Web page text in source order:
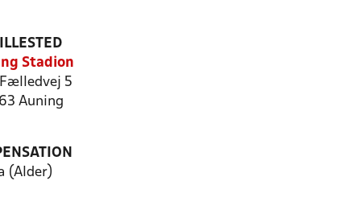
Stadion
5
Auning
(Alder)